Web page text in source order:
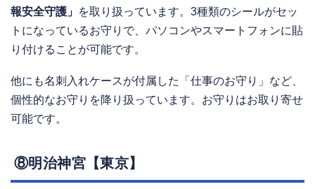
報安全守護」 を取り扱っています。3種類のシールがセッ
トになっているお守りで、パソコンやスマートフォンに貼
り付けることが可能です。
他にも名刺入れケースが付属した「仕事のお守り」など、
個性的なお守りを降り扱っています。お守りはお取り寄せ
可能です。
⑧明治神宮【東京】